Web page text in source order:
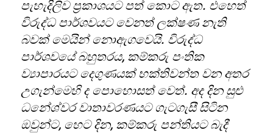
පැහැදිලිව ප්‍රකාශයට පත් කොට ඇත. එහෙත්
විරුද්ධ පාර්ශවයට වෙනත් ලක්ෂණ නැති
බවක් මෙයින් නොඇගවෙයි. විරුද්ධ
පාර්ශවයේ බහුතරය, කම්කරු පංතික
ව්‍යාපාරයට දෙගුණයක් භක්තිවන්ත වන අතර
උගැන්මෙහි ද පොහොසත් වෙත්. අද දින සුළු
ධනේශ්වර වාතාවරණයට ගැටගැසී සිටින
ඔවුන්ට, හෙට දින, කම්කරු පන්තියට බැදී